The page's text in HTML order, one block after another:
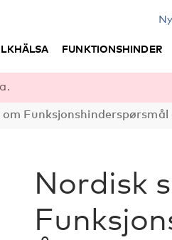
FUNKTIONSHINDER
Nordisk